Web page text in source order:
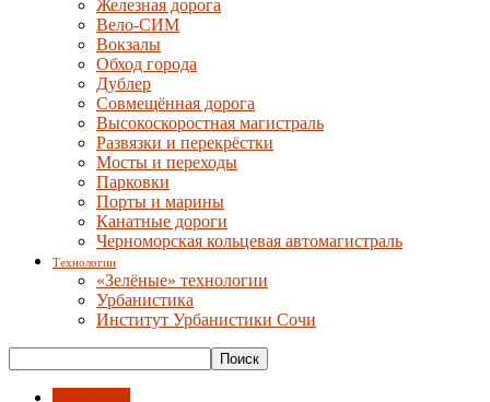
Железная дорога
Вело-СИМ
Вокзалы
Обход города
Дублер
Совмещённая дорога
Высокоскоростная магистраль
Развязки и перекрёстки
Мосты и переходы
Парковки
Порты и марины
Канатные дороги
Черноморская кольцевая автомагистраль
Технологии
«Зелёные» технологии
Урбанистика
Институт Урбанистики Сочи